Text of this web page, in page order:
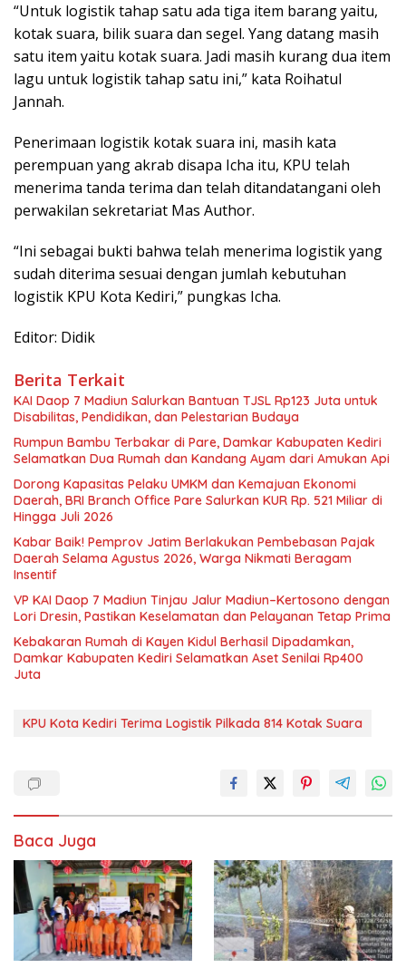
“Untuk logistik tahap satu ada tiga item barang yaitu,
kotak suara, bilik suara dan segel. Yang datang masih
satu item yaitu kotak suara. Jadi masih kurang dua item
lagu untuk logistik tahap satu ini,” kata Roihatul
Jannah.
Penerimaan logistik kotak suara ini, masih kata
perempuan yang akrab disapa Icha itu, KPU telah
menerima tanda terima dan telah ditandatangani oleh
perwakilan sekretariat Mas Author.
“Ini sebagai bukti bahwa telah menerima logistik yang
sudah diterima sesuai dengan jumlah kebutuhan
logistik KPU Kota Kediri,” pungkas Icha.
Editor: Didik
Berita Terkait
KAI Daop 7 Madiun Salurkan Bantuan TJSL Rp123 Juta untuk
Disabilitas, Pendidikan, dan Pelestarian Budaya
Rumpun Bambu Terbakar di Pare, Damkar Kabupaten Kediri
Selamatkan Dua Rumah dan Kandang Ayam dari Amukan Api
Dorong Kapasitas Pelaku UMKM dan Kemajuan Ekonomi
Daerah, BRI Branch Office Pare Salurkan KUR Rp. 521 Miliar di
Hingga Juli 2026
Kabar Baik! Pemprov Jatim Berlakukan Pembebasan Pajak
Daerah Selama Agustus 2026, Warga Nikmati Beragam
Insentif
VP KAI Daop 7 Madiun Tinjau Jalur Madiun–Kertosono dengan
Lori Dresin, Pastikan Keselamatan dan Pelayanan Tetap Prima
Kebakaran Rumah di Kayen Kidul Berhasil Dipadamkan,
Damkar Kabupaten Kediri Selamatkan Aset Senilai Rp400
Juta
KPU Kota Kediri Terima Logistik Pilkada 814 Kotak Suara
Baca Juga